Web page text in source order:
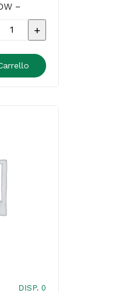
–
DISP. 0